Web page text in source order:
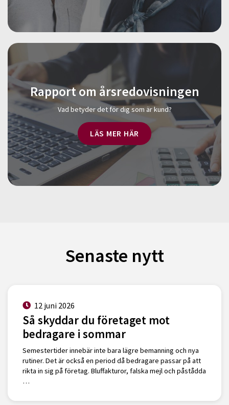
Rapport om årsredovisningen
Vad betyder det för dig som är kund?
LÄS MER HÄR
Senaste nytt
12 juni 2026
Så skyddar du företaget mot
bedragare i sommar
Semestertider innebär inte bara lägre bemanning och nya
rutiner. Det är också en period då bedragare passar på att
rikta in sig på företag. Bluffakturor, falska mejl och påstådda
…